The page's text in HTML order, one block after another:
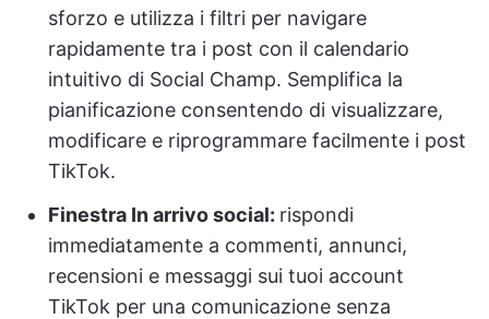
sforzo e utilizza i filtri per navigare
rapidamente tra i post con il calendario
intuitivo di Social Champ. Semplifica la
pianificazione consentendo di visualizzare,
modificare e riprogrammare facilmente i post
TikTok.
Finestra In arrivo social: rispondi
immediatamente a commenti, annunci,
recensioni e messaggi sui tuoi account
TikTok per una comunicazione senza